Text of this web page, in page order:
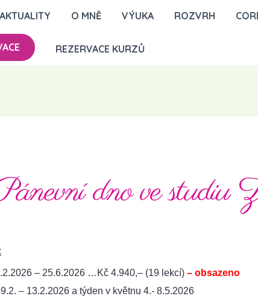
AKTUALITY O MNĚ VÝUKA ROZVRH
REZERVACE KURZŮ
dno ve studiu
– 25.6.2026 …Kč 4.940,– (19 lekcí) – obsazeno
– 13.2.2026 a týden v květnu 4.- 8.5.2026